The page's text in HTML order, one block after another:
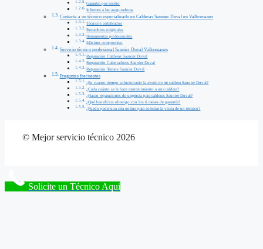
Garantía por escrito
Informes a las aseguradoras
Contacta a un técnico especializado en Calderas Saunier Duval en Vallromanes
Técnicos certificados
Recambios originales
Herramientas profesionales
Máximo compromiso
Servicio técnico profesional Saunier Duval Vallromanes
Reparación Calderas Saunier Duval
Reparación Calentadores Saunier Duval
Reparación Termos Saunier Duval
Preguntas frecuentes
¿En cuanto tiempo solucionarán la avería de mi caldera Saunier Duval?
¿Cada cuánto se le hace mantenimiento a una caldera?
¿Hacen reparaciones de urgencia para calderas Saunier Duval?
¿Qué beneficios obtengo con los 6 meses de garantía?
¿Puedo pedir una cita online para solicitar la visita de un técnico?
© Mejor servicio técnico 2026
Solicite un Técnico Aqui